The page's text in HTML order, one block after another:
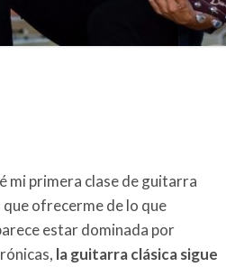
mi primera clase de guitarra
ofrecerme de lo que
estar dominada por
la guitarra clásica sigue